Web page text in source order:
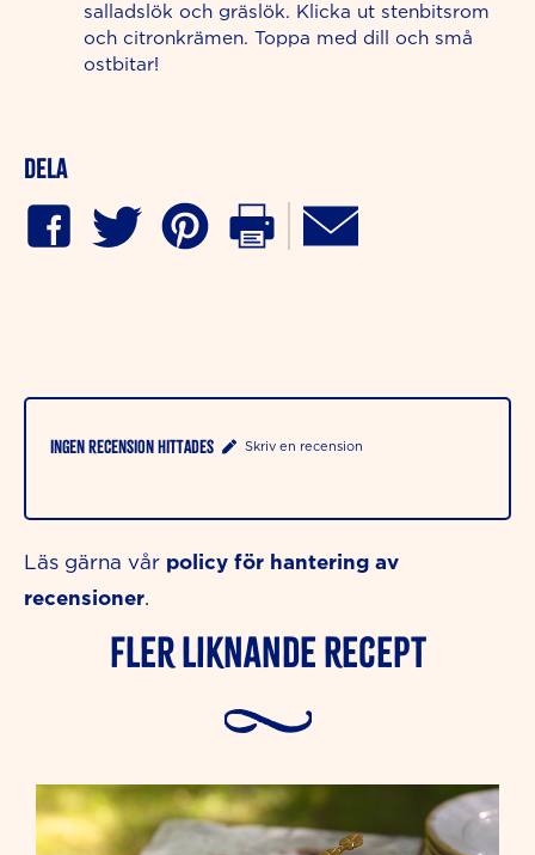
salladslök och gräslök. Klicka ut stenbitsrom
och citronkrämen. Toppa med dill och små
ostbitar!
Dela
Ingen recension hittades Skriv en recension
Läs gärna vår policy för hantering av
recensioner.
Fler liknande Recept